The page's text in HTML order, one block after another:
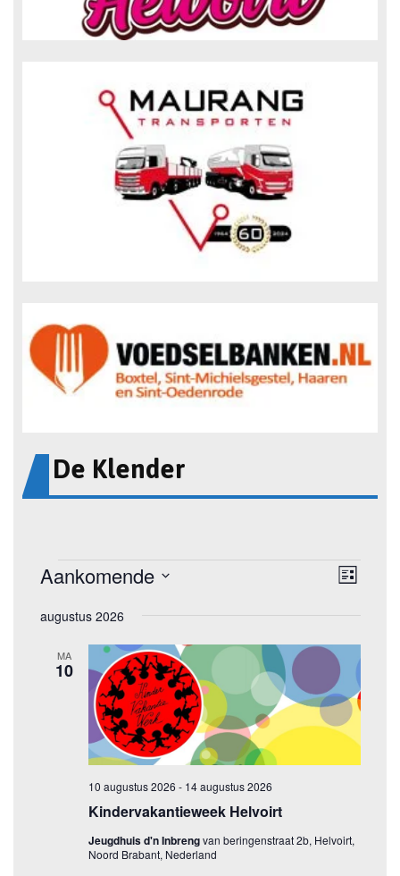
De Klender